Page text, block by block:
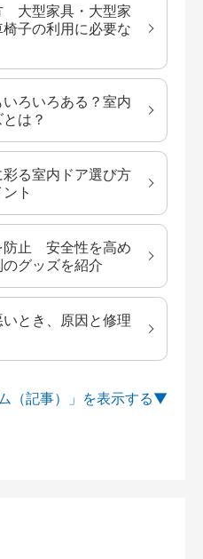
大型家具・大型家
子の利用に必要な
いろいろある？室内
は？
る室内ドア選び方
ト
防止 安全性を高め
グッズを紹介
とき、原因と修理
（記事）」を